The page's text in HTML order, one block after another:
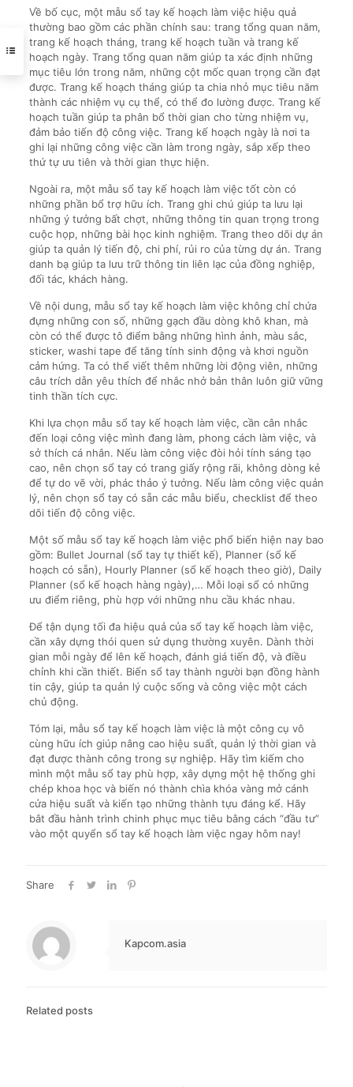
Về bố cục, một mẫu sổ tay kế hoạch làm việc hiệu quả
thường bao gồm các phần chính sau: trang tổng quan năm,
trang kế hoạch tháng, trang kế hoạch tuần và trang kế
hoạch ngày. Trang tổng quan năm giúp ta xác định những
mục tiêu lớn trong năm, những cột mốc quan trọng cần đạt
được. Trang kế hoạch tháng giúp ta chia nhỏ mục tiêu năm
thành các nhiệm vụ cụ thể, có thể đo lường được. Trang kế
hoạch tuần giúp ta phân bổ thời gian cho từng nhiệm vụ,
đảm bảo tiến độ công việc. Trang kế hoạch ngày là nơi ta
ghi lại những công việc cần làm trong ngày, sắp xếp theo
thứ tự ưu tiên và thời gian thực hiện.
Ngoài ra, một mẫu sổ tay kế hoạch làm việc tốt còn có
những phần bổ trợ hữu ích. Trang ghi chú giúp ta lưu lại
những ý tưởng bất chợt, những thông tin quan trọng trong
cuộc họp, những bài học kinh nghiệm. Trang theo dõi dự án
giúp ta quản lý tiến độ, chi phí, rủi ro của từng dự án. Trang
danh bạ giúp ta lưu trữ thông tin liên lạc của đồng nghiệp,
đối tác, khách hàng.
Về nội dung, mẫu sổ tay kế hoạch làm việc không chỉ chứa
đựng những con số, những gạch đầu dòng khô khan, mà
còn có thể được tô điểm bằng những hình ảnh, màu sắc,
sticker, washi tape để tăng tính sinh động và khơi nguồn
cảm hứng. Ta có thể viết thêm những lời động viên, những
câu trích dẫn yêu thích để nhắc nhở bản thân luôn giữ vững
tinh thần tích cực.
Khi lựa chọn mẫu sổ tay kế hoạch làm việc, cần cân nhắc
đến loại công việc mình đang làm, phong cách làm việc, và
sở thích cá nhân. Nếu làm công việc đòi hỏi tính sáng tạo
cao, nên chọn sổ tay có trang giấy rộng rãi, không dòng kẻ
để tự do vẽ vời, phác thảo ý tưởng. Nếu làm công việc quản
lý, nên chọn sổ tay có sẵn các mẫu biểu, checklist để theo
dõi tiến độ công việc.
Một số mẫu sổ tay kế hoạch làm việc phổ biến hiện nay bao
gồm: Bullet Journal (sổ tay tự thiết kế), Planner (sổ kế
hoạch có sẵn), Hourly Planner (sổ kế hoạch theo giờ), Daily
Planner (sổ kế hoạch hàng ngày),… Mỗi loại sổ có những
ưu điểm riêng, phù hợp với những nhu cầu khác nhau.
Để tận dụng tối đa hiệu quả của sổ tay kế hoạch làm việc,
cần xây dựng thói quen sử dụng thường xuyên. Dành thời
gian mỗi ngày để lên kế hoạch, đánh giá tiến độ, và điều
chỉnh khi cần thiết. Biến sổ tay thành người bạn đồng hành
tin cậy, giúp ta quản lý cuộc sống và công việc một cách
chủ động.
Tóm lại, mẫu sổ tay kế hoạch làm việc là một công cụ vô
cùng hữu ích giúp nâng cao hiệu suất, quản lý thời gian và
đạt được thành công trong sự nghiệp. Hãy tìm kiếm cho
mình một mẫu sổ tay phù hợp, xây dựng một hệ thống ghi
chép khoa học và biến nó thành chìa khóa vàng mở cánh
cửa hiệu suất và kiến tạo những thành tựu đáng kể. Hãy
bắt đầu hành trình chinh phục mục tiêu bằng cách “đầu tư”
vào một quyển sổ tay kế hoạch làm việc ngay hôm nay!
Share
Kapcom.asia
Related posts